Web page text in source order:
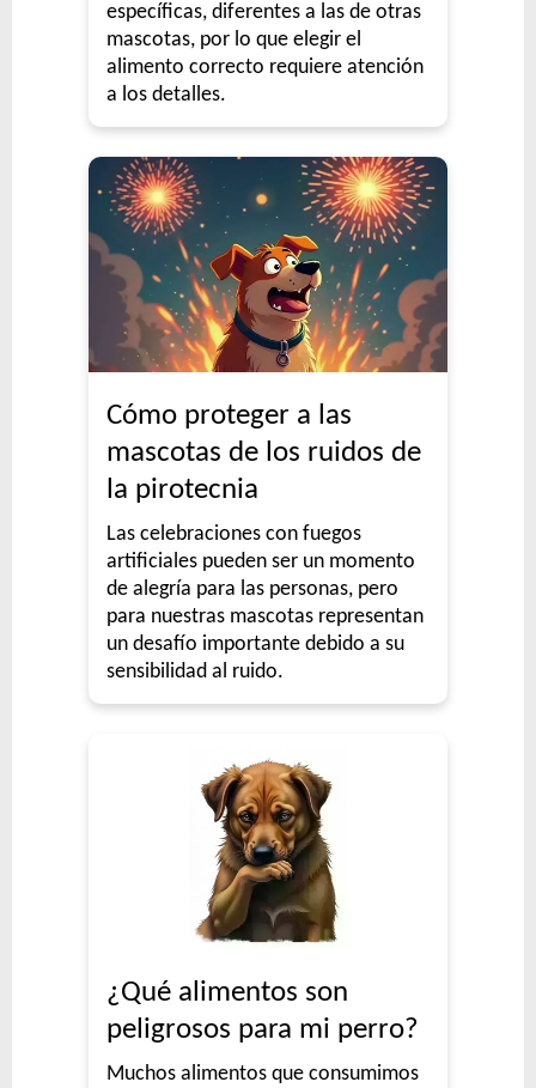
específicas, diferentes a las de otras
mascotas, por lo que elegir el
alimento correcto requiere atención
a los detalles.
Cómo proteger a las
mascotas de los ruidos de
la pirotecnia
Las celebraciones con fuegos
artificiales pueden ser un momento
de alegría para las personas, pero
para nuestras mascotas representan
un desafío importante debido a su
sensibilidad al ruido.
¿Qué alimentos son
peligrosos para mi perro?
Muchos alimentos que consumimos